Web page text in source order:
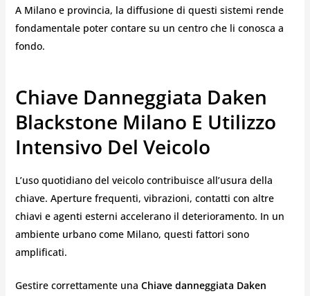
A Milano e provincia, la diffusione di questi sistemi rende
fondamentale poter contare su un centro che li conosca a
fondo.
Chiave Danneggiata Daken
Blackstone Milano E Utilizzo
Intensivo Del Veicolo
L’uso quotidiano del veicolo contribuisce all’usura della
chiave. Aperture frequenti, vibrazioni, contatti con altre
chiavi e agenti esterni accelerano il deterioramento. In un
ambiente urbano come Milano, questi fattori sono
amplificati.
Gestire correttamente una Chiave danneggiata Daken